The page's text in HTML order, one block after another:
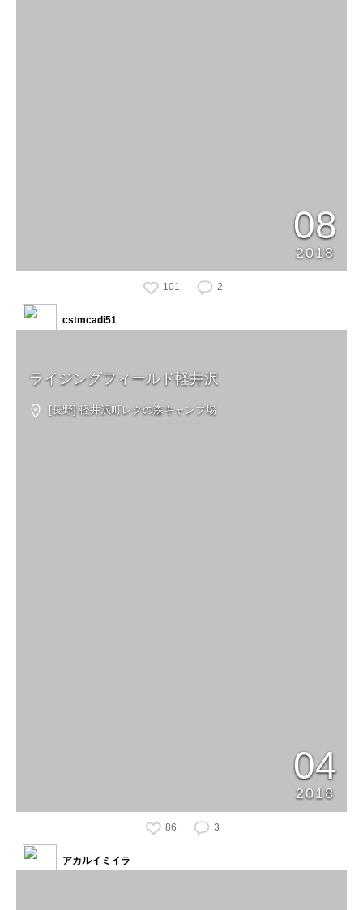
08
2018
101 2
ライジングフィールド軽井沢
[長野] 軽井沢町レクの森キャンプ場
04
2018
cstmcadi51
86 3
アカルイミイラ